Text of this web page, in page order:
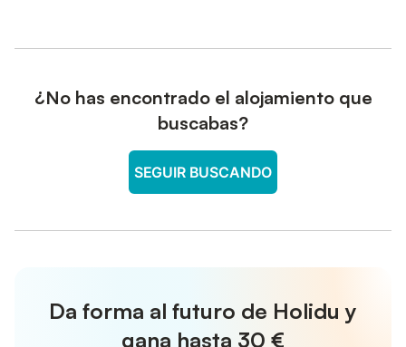
¿No has encontrado el alojamiento que
buscabas?
SEGUIR BUSCANDO
Da forma al futuro de Holidu y
gana hasta 30 €